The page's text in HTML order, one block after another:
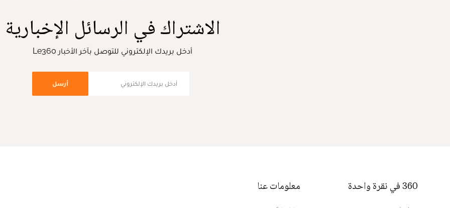
الاشتراك في الرسائل الإخبارية
أدخل بريدك الإلكتروني للتوصل بآخر الأخبار Le360
أرسل
360 في نقرة واحدة معلومات عنا